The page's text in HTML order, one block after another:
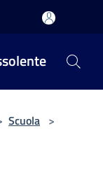
Scuola >